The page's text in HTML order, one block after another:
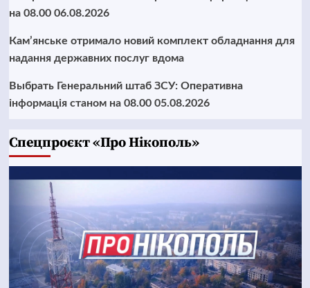
на 08.00 06.08.2026
Кам’янське отримало новий комплект обладнання для
надання державних послуг вдома
Выбрать Генеральний штаб ЗСУ: Оперативна
інформація станом на 08.00 05.08.2026
Cпецпроєкт «Про Нікополь»